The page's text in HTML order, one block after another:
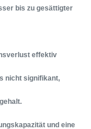
bis zu gesättigter
effektiv
nicht signifikant,
und eine